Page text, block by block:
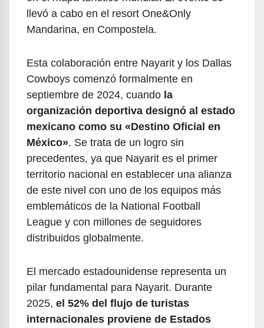
llevó a cabo en el resort One&Only
Mandarina, en Compostela.
Esta colaboración entre Nayarit y los Dallas
Cowboys comenzó formalmente en
septiembre de 2024, cuando la
organización deportiva designó al estado
mexicano como su «Destino Oficial en
México». Se trata de un logro sin
precedentes, ya que Nayarit es el primer
territorio nacional en establecer una alianza
de este nivel con uno de los equipos más
emblemáticos de la National Football
League y con millones de seguidores
distribuidos globalmente.
El mercado estadounidense representa un
pilar fundamental para Nayarit. Durante
2025, el 52% del flujo de turistas
internacionales proviene de Estados